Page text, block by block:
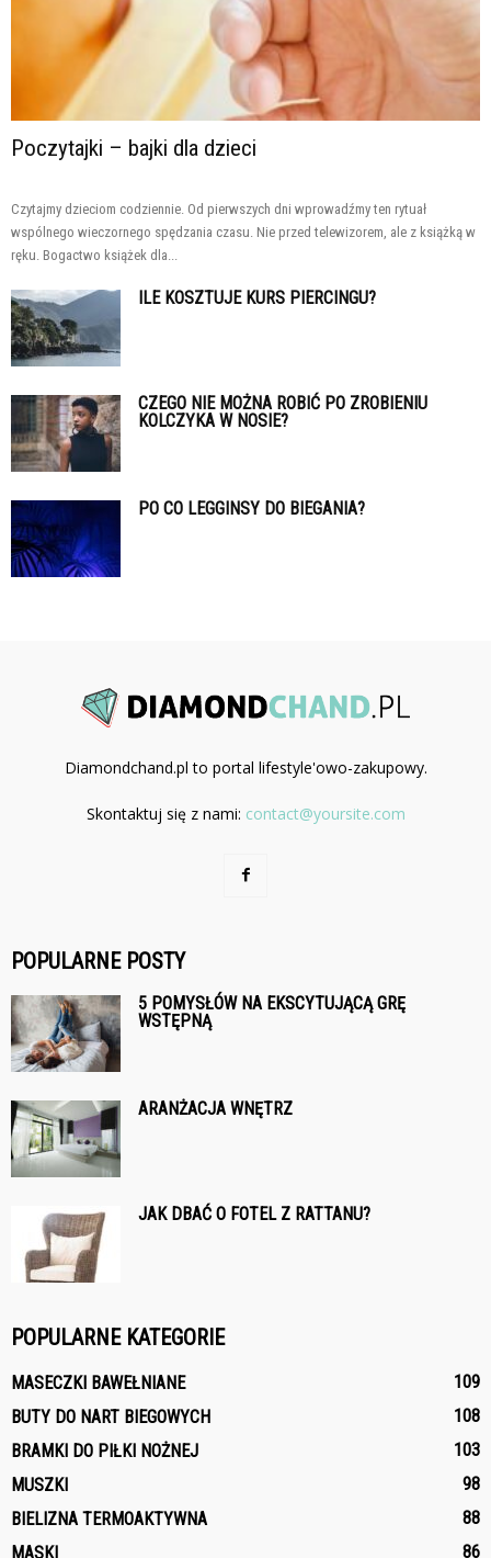
Poczytajki – bajki dla dzieci
Czytajmy dzieciom codziennie. Od pierwszych dni wprowadźmy ten rytuał
wspólnego wieczornego spędzania czasu. Nie przed telewizorem, ale z książką w
ręku. Bogactwo książek dla...
ILE KOSZTUJE KURS PIERCINGU?
CZEGO NIE MOŻNA ROBIĆ PO ZROBIENIU
KOLCZYKA W NOSIE?
PO CO LEGGINSY DO BIEGANIA?
Diamondchand.pl to portal lifestyle'owo-zakupowy.
Skontaktuj się z nami: contact@yoursite.com
POPULARNE POSTY
5 POMYSŁÓW NA EKSCYTUJĄCĄ GRĘ
WSTĘPNĄ
ARANŻACJA WNĘTRZ
JAK DBAĆ O FOTEL Z RATTANU?
POPULARNE KATEGORIE
MASECZKI BAWEŁNIANE
109
BUTY DO NART BIEGOWYCH
108
BRAMKI DO PIŁKI NOŻNEJ
103
MUSZKI
98
BIELIZNA TERMOAKTYWNA
88
MASKI
86